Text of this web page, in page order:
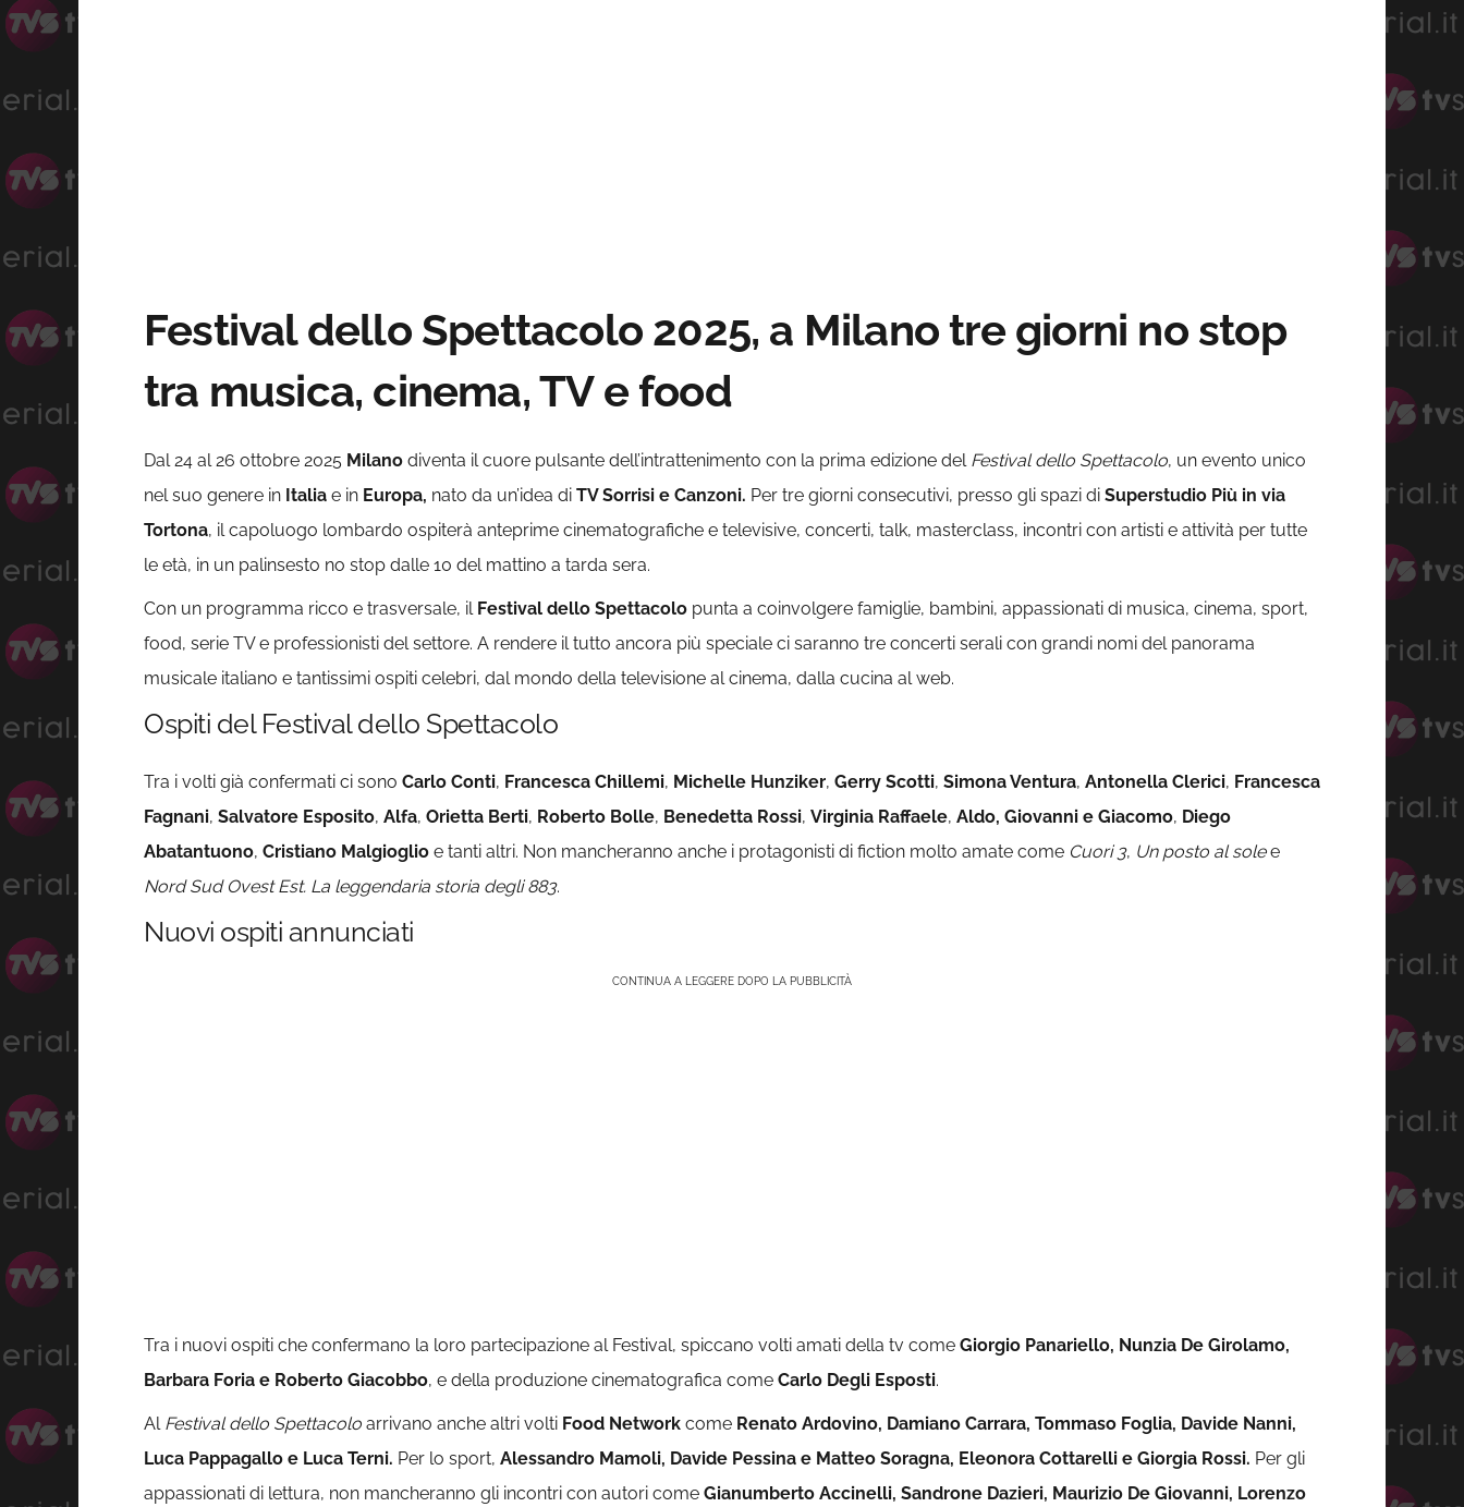
Festival dello Spettacolo 2025, a Milano tre giorni no stop
tra musica, cinema, TV e food
Dal 24 al 26 ottobre 2025 Milano diventa il cuore pulsante dell’intrattenimento con la prima edizione del Festival dello Spettacolo, un evento unico
nel suo genere in Italia e in Europa, nato da un’idea di TV Sorrisi e Canzoni. Per tre giorni consecutivi, presso gli spazi di Superstudio Più in via
Tortona, il capoluogo lombardo ospiterà anteprime cinematografiche e televisive, concerti, talk, masterclass, incontri con artisti e attività per tutte
le età, in un palinsesto no stop dalle 10 del mattino a tarda sera.
Con un programma ricco e trasversale, il Festival dello Spettacolo punta a coinvolgere famiglie, bambini, appassionati di musica, cinema, sport,
food, serie TV e professionisti del settore. A rendere il tutto ancora più speciale ci saranno tre concerti serali con grandi nomi del panorama
musicale italiano e tantissimi ospiti celebri, dal mondo della televisione al cinema, dalla cucina al web.
Ospiti del Festival dello Spettacolo
Tra i volti già confermati ci sono Carlo Conti, Francesca Chillemi, Michelle Hunziker, Gerry Scotti, Simona Ventura, Antonella Clerici, Francesca
Fagnani, Salvatore Esposito, Alfa, Orietta Berti, Roberto Bolle, Benedetta Rossi, Virginia Raffaele, Aldo, Giovanni e Giacomo, Diego
Abatantuono, Cristiano Malgioglio e tanti altri. Non mancheranno anche i protagonisti di fiction molto amate come Cuori 3, Un posto al solee
Nord Sud Ovest Est. La leggendaria storia degli 883.
Nuovi ospiti annunciati
CONTINUA A LEGGERE DOPO LA PUBBLICITÀ
Tra i nuovi ospiti che confermano la loro partecipazione al Festival, spiccano volti amati della tv come Giorgio Panariello, Nunzia De Girolamo,
Barbara Foria e Roberto Giacobbo, e della produzione cinematografica come Carlo Degli Esposti.
AlFestival dello Spettacolo arrivano anche altri volti Food Network come Renato Ardovino, Damiano Carrara, Tommaso Foglia, Davide Nanni,
Luca Pappagallo e Luca Terni. Per lo sport, Alessandro Mamoli, Davide Pessina e Matteo Soragna, Eleonora Cottarelli e Giorgia Rossi. Per gli
appassionati di lettura, non mancheranno gli incontri con autori come Gianumberto Accinelli, Sandrone Dazieri, Maurizio De Giovanni, Lorenzo